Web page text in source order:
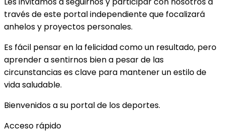
través de este portal independiente que focalizará
anhelos y proyectos personales.
Es fácil pensar en la felicidad como un resultado, pero
aprender a sentirnos bien a pesar de las
circunstancias es clave para mantener un estilo de
vida saludable.
Bienvenidos a su portal de los deportes.
Acceso rápido